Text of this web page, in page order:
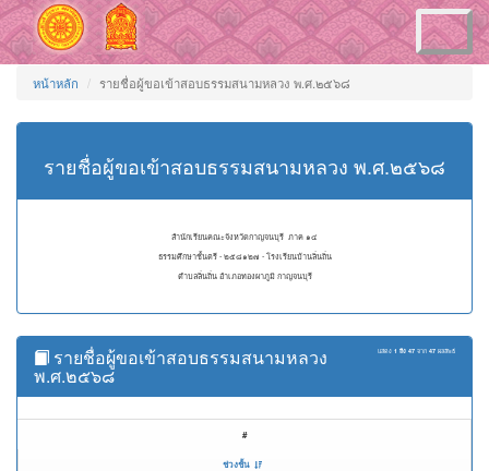
Toggle
navigation
หน้าหลัก รายชื่อผู้ขอเข้าสอบธรรมสนามหลวง พ.ศ.๒๕๖๘
รายชื่อผู้ขอเข้าสอบธรรมสนามหลวง พ.ศ.๒๕๖๘
สำนักเรียนคณะจังหวัดกาญจนบุรี ภาค ๑๔
ธรรมศึกษาชั้นตรี - ๒๕๘๑๒๗ - โรงเรียนบ้านลิ่นถิ่น
ตำบลลิ่นถิ่น อำเภอทองผาภูมิ กาญจนบุรี
แสดง 1 ถึง 47 จาก 47 ผลลัพธ์
รายชื่อผู้ขอเข้าสอบธรรมสนามหลวง
พ.ศ.๒๕๖๘
#
ช่วงชั้น